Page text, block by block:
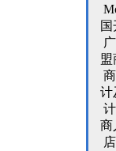
盟
计
商